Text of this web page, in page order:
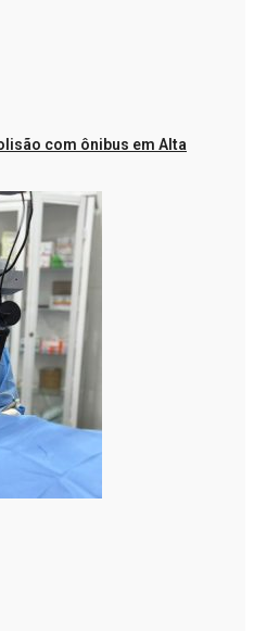
com ônibus em Alta